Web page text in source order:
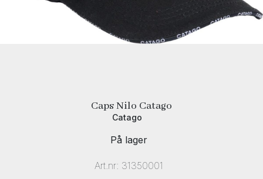
Caps Nilo Catago
Catago
På lager
Art.nr: 31350001